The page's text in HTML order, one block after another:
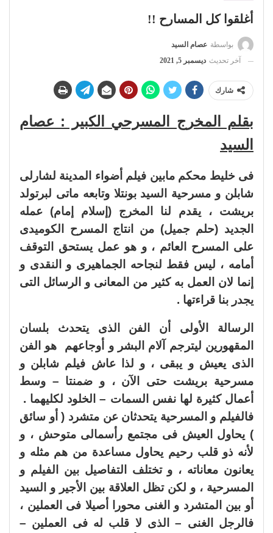
أغلقوا كل المسارح !!
بواسطة عصام السيد
آخر تحديث ديسمبر 5, 2021
شارك
بقلم المخرج المسرحي الكبير : عصام
السيد
فى خليط محكم مابين فيلم أضواء المدينة لشارلى
شابلن و مسرحية السيد بونتلا وتابعه ماتى لبرتولد
بريشت ، يقدم لنا المخرج (إسلام إمام) عمله
الجديد (حلم جميل) من انتاج المسرح الكوميدى
على المسرح العائم ، و هو عمل يستحق التوقف
أمامه ، ليس فقط لنجاحه الجماهيرى و النقدى و
إنما لان العمل به كثير من المعانى و الرسائل التى
يجدر بنا قراءتها .
الرسالة الأولى أن الفن الذى يتحدث بلسان
المقهورين ليترجم آلام البشر و أوجاعهم هو الفن
الذى يعيش و يبقى ، و لذا عاش فيلم شابلن و
مسرحية بريشت حتى الآن ، و ضمنتا – وسط
أعمال كثيرة لها نفس السمات – الخلود لكليهما .
فالفيلم و المسرحية يتحدثان عن متشرد ( أو سائق
) يحاول العيش فى مجتمع رأسمالى متوحش ، و
لأنه ذو قلب رحيم يحاول مساعدة من هم مثله و
يعانون معاناته ، و تختلف التفاصيل بين الفيلم و
المسرحية ، و لكن تظل العلاقة بين الأجير و السيد
أو بين المتشرد و الغنى محورا أصيلا فى العملين ،
فالرجل الغنى – الذى لا قلب له فى العملين –